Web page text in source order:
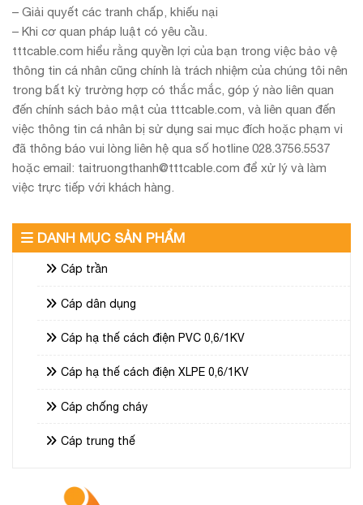
– Giải quyết các tranh chấp, khiếu nại
– Khi cơ quan pháp luật có yêu cầu.
tttcable.com hiểu rằng quyền lợi của bạn trong việc bảo vệ
thông tin cá nhân cũng chính là trách nhiệm của chúng tôi nên
trong bất kỳ trường hợp có thắc mắc, góp ý nào liên quan
đến chính sách bảo mật của tttcable.com, và liên quan đến
việc thông tin cá nhân bị sử dụng sai mục đích hoặc phạm vi
đã thông báo vui lòng liên hệ qua số hotline 028.3756.5537
hoặc email: taitruongthanh@tttcable.com để xử lý và làm
việc trực tiếp với khách hàng.
DANH MỤC SẢN PHẨM
Cáp trần
Cáp dân dụng
Cáp hạ thế cách điện PVC 0,6/1KV
Cáp hạ thế cách điện XLPE 0,6/1KV
Cáp chống cháy
Cáp trung thế